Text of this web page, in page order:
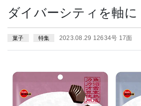
ダイバーシティを軸に
菓子 特集 2023.08.29 12634号 17面